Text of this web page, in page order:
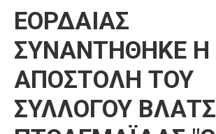
Αποφάσεις
Τηλέφωνα
Καιρός
ΕΟΡΔΑΙΑΣ
ΣΥΝΑΝΤΗΘΗΚΕ Η
ΑΠΟΣΤΟΛΗ ΤΟΥ
ΣΥΛΛΟΓΟΥ